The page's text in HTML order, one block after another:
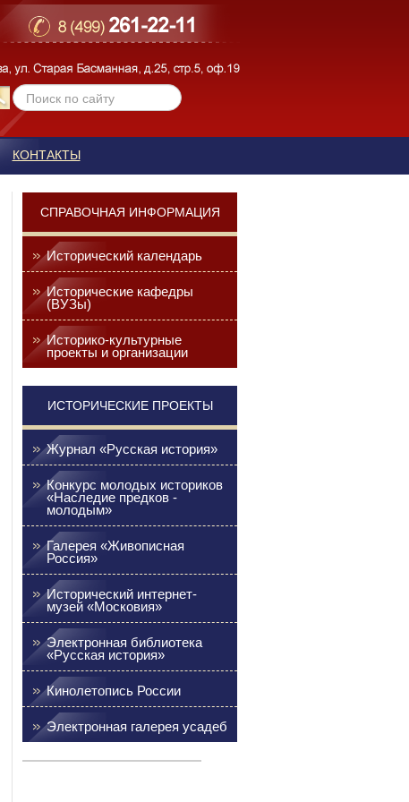
КОНТАКТЫ
СПРАВОЧНАЯ ИНФОРМАЦИЯ
Исторический календарь
Исторические кафедры
(ВУЗы)
Историко-культурные
проекты и организации
ИСТОРИЧЕСКИЕ ПРОЕКТЫ
Журнал «Русская история»
Конкурс молодых историков
«Наследие предков -
молодым»
Галерея «Живописная
Россия»
Исторический интернет-
музей «Московия»
Электронная библиотека
«Русская история»
Кинолетопись России
Электронная галерея усадеб